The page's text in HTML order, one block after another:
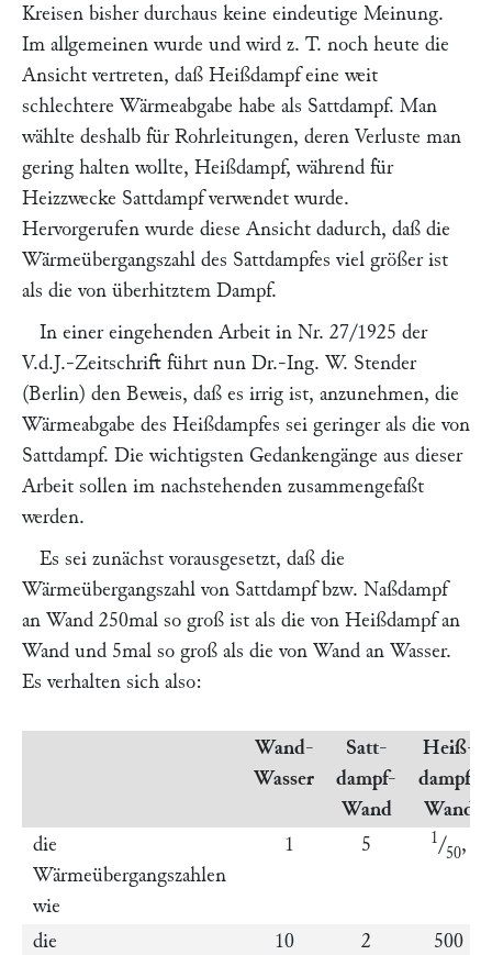
Kreisen bisher durchaus keine eindeutige Meinung.
Im allgemeinen wurde und wird z. T. noch heute die
Ansicht vertreten, daß Heißdampf eine weit
schlechtere Wärmeabgabe habe als Sattdampf. Man
wählte deshalb für Rohrleitungen, deren Verluste man
gering halten wollte, Heißdampf, während für
Heizzwecke Sattdampf verwendet wurde.
Hervorgerufen wurde diese Ansicht dadurch, daß die
Wärmeübergangszahl des Sattdampfes viel größer ist
als die von überhitztem Dampf.
In einer eingehenden Arbeit in Nr. 27/1925 der
V.d.J.-Zeitschrift führt nun Dr.-Ing. W. Stender
(Berlin) den Beweis, daß es irrig ist, anzunehmen, die
Wärmeabgabe des Heißdampfes sei geringer als die von
Sattdampf. Die wichtigsten Gedankengänge aus dieser
Arbeit sollen im nachstehenden zusammengefaßt
werden.
Es sei zunächst vorausgesetzt, daß die
Wärmeübergangszahl von Sattdampf bzw. Naßdampf
an Wand 250mal so groß ist als die von Heißdampf an
Wand und 5mal so groß als die von Wand an Wasser.
Es verhalten sich also:
Wand-
Wasser
Satt-
dampf-
Wand
Heiß-
dampf-
Wand
die
Wärmeübergangszahlen
wie
1 5 1 /50,
die
10 2 500